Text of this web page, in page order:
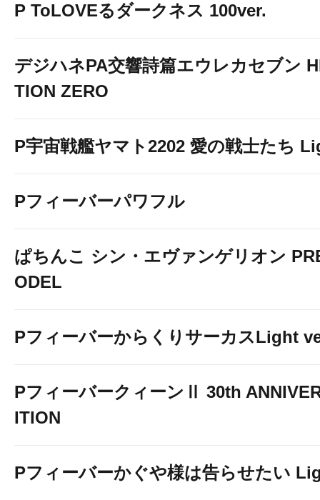
提携駐車場ご
P ToLOVEるダークネス 100ver.
デジハネPA交響詩篇エウレカセブン
TION ZERO
P宇宙戦艦ヤマト2202 愛の戦士たち
Pフィーバーパワフル
ぱちんこ シン・エヴァンゲリオン
ODEL
PフィーバーからくりサーカスLight
PフィーバークィーンⅡ 30th
ITION
Pフィーバーかぐや様は告らせたい